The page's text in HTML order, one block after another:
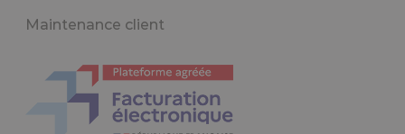
Maintenance client